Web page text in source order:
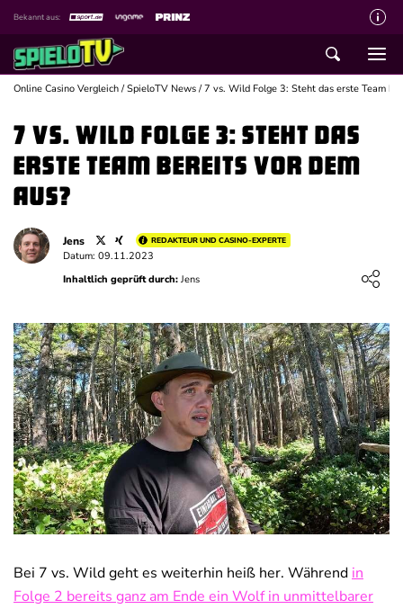
Bekannt aus:
Über spieloTV
Wie wir bewerten
Die SpieloTV Crew
Datenschutzerklärung
Haftungsausschluss für Inhalte
Schreiber gesucht
Kontakt mit spieloTV
Deals News
Online Casino Vergleich /SpieloTV News /7 vs. Wild Folge 3: Steht das erste Team
7 vs. Wild Folge 3: Steht das
erste Team bereits vor dem
Aus?
Jens REDAKTEUR UND CASINO-EXPERTE
Loading ...
Datum: 09.11.2023
Inhaltlich geprüft durch: Jens
Bei 7 vs. Wild geht es weiterhin heiß her. Während in
Folge 2 bereits ganz am Ende ein Wolf in unmittelbarer